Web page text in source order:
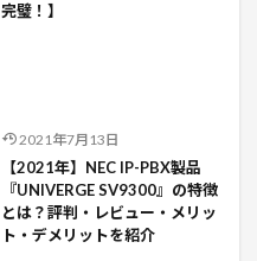
完璧！】
2021年7月13日
【2021年】NEC IP-PBX製品
『UNIVERGE SV9300』の特徴
とは？評判・レビュー・メリッ
ト・デメリットを紹介